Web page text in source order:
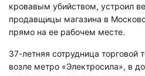
кровавым убийством, устроил
продавщицы магазина в
прямо на ее рабочем месте.
37-летняя сотрудница торговой
возле метро «Электросила», в